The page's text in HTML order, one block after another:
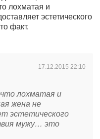
лохматая и
эстетического
факт.
17.12.2015 22:10
лохматая и
жена не
эстетического
мужу… это